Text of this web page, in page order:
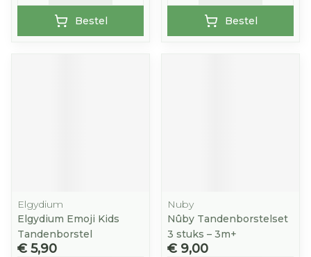
Bestel Bestel
Elgydium
Elgydium Emoji Kids
Tandenborstel
€ 5,90
Nuby
Nûby Tandenborstelset
3 stuks – 3m+
€ 9,00